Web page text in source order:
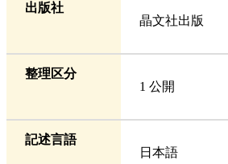
出版社
晶文社出版
整理区分
1 公開
記述言語
日本語